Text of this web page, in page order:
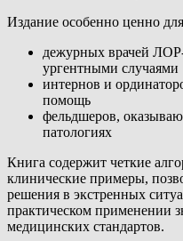
Издание особенно ценно
дежурных врачей
ургентными случаями
интернов и
помощь
фельдшеров,
патологиях
Книга содержит четкие
клинические примеры,
решения в экстренных
практическом применении
медицинских стандартов.